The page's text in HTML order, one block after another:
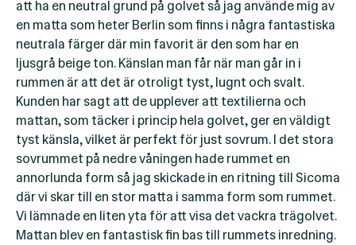
att ha en neutral grund på golvet så jag använde mig av
en matta som heter Berlin som finns i några fantastiska
neutrala färger där min favorit är den som har en
ljusgrå beige ton. Känslan man får när man går in i
rummen är att det är otroligt tyst, lugnt och svalt.
Kunden har sagt att de upplever att textilierna och
mattan, som täcker i princip hela golvet, ger en väldigt
tyst känsla, vilket är perfekt för just sovrum. I det stora
sovrummet på nedre våningen hade rummet en
annorlunda form så jag skickade in en ritning till Sicoma
där vi skar till en stor matta i samma form som rummet.
Vi lämnade en liten yta för att visa det vackra trägolvet.
Mattan blev en fantastisk fin bas till rummets inredning.